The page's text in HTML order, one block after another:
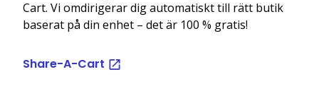
Cart. Vi omdirigerar dig automatiskt till rätt butik
baserat på din enhet – det är 100 % gratis!
Share-A-Cart